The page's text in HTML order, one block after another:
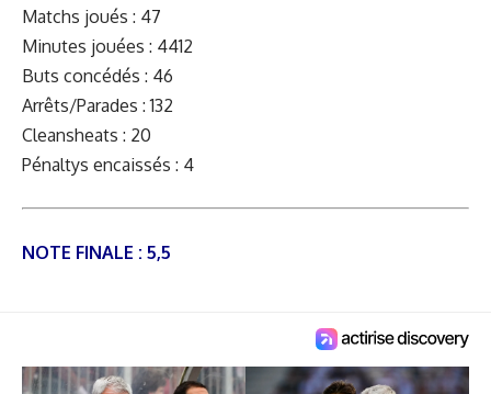
Matchs joués : 47
Minutes jouées : 4412
Buts concédés : 46
Arrêts/Parades : 132
Cleansheats : 20
Pénaltys encaissés : 4
NOTE FINALE : 5,5